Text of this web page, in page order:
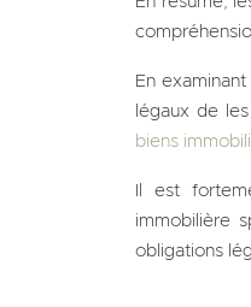
En
légaux de
biens
Il est
immobilière
obligations